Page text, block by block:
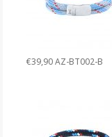
€39,90 AZ-BT002-B